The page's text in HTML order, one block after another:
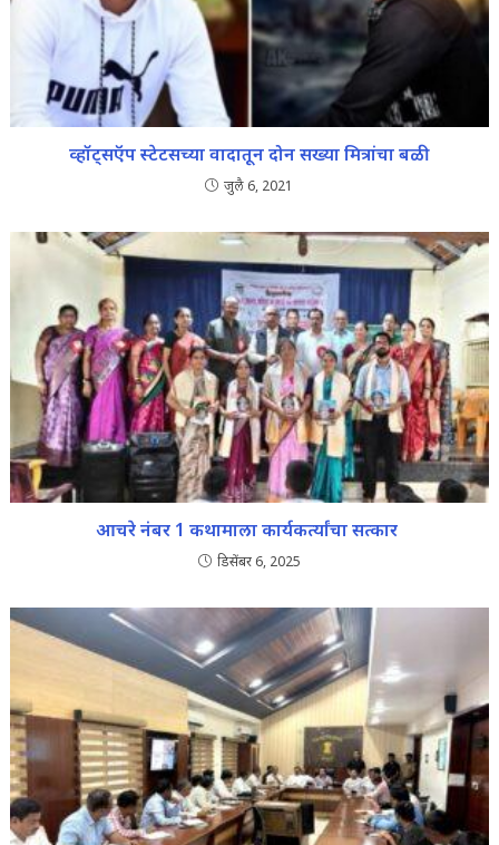
व्हॉट्सऍप स्टेटसच्या वादातून दोन सख्या मित्रांचा बळी
जुलै 6, 2021
आचरे नंबर 1 कथामाला कार्यकर्त्यांचा सत्कार
डिसेंबर 6, 2025